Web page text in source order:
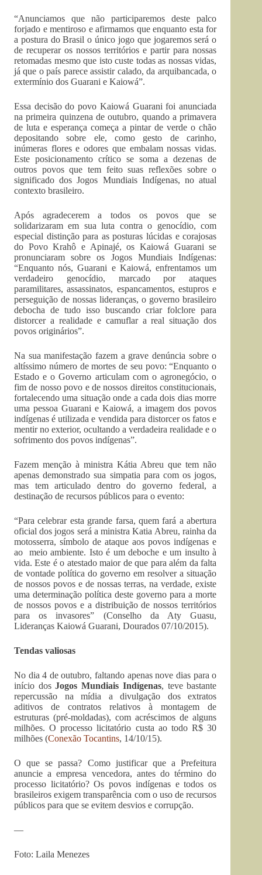
“Anunciamos que não participaremos deste palco
forjado e mentiroso e afirmamos que enquanto esta for
a postura do Brasil o único jogo que jogaremos será o
de recuperar os nossos territórios e partir para nossas
retomadas mesmo que isto custe todas as nossas vidas,
já que o país parece assistir calado, da arquibancada, o
extermínio dos Guarani e Kaiowá”.
Essa decisão do povo Kaiowá Guarani foi anunciada
na primeira quinzena de outubro, quando a primavera
de luta e esperança começa a pintar de verde o chão
depositando sobre ele, como gesto de carinho,
inúmeras flores e odores que embalam nossas vidas.
Este posicionamento crítico se soma a dezenas de
outros povos que tem feito suas reflexões sobre o
significado dos Jogos Mundiais Indígenas, no atual
contexto brasileiro.
Após agradecerem a todos os povos que se
solidarizaram em sua luta contra o genocídio, com
especial distinção para as posturas lúcidas e corajosas
do Povo Krahô e Apinajé, os Kaiowá Guarani se
pronunciaram sobre os Jogos Mundiais Indígenas:
“Enquanto nós, Guarani e Kaiowá, enfrentamos um
verdadeiro genocídio, marcado por ataques
paramilitares, assassinatos, espancamentos, estupros e
perseguição de nossas lideranças, o governo brasileiro
debocha de tudo isso buscando criar folclore para
distorcer a realidade e camuflar a real situação dos
povos originários”.
Na sua manifestação fazem a grave denúncia sobre o
altíssimo número de mortes de seu povo: “Enquanto o
Estado e o Governo articulam com o agronegócio, o
fim de nosso povo e de nossos direitos constitucionais,
fortalecendo uma situação onde a cada dois dias morre
uma pessoa Guarani e Kaiowá, a imagem dos povos
indígenas é utilizada e vendida para distorcer os fatos e
mentir no exterior, ocultando a verdadeira realidade e o
sofrimento dos povos indígenas”.
Fazem menção à ministra Kátia Abreu que tem não
apenas demonstrado sua simpatia para com os jogos,
mas tem articulado dentro do governo federal, a
destinação de recursos públicos para o evento:
“Para celebrar esta grande farsa, quem fará a abertura
oficial dos jogos será a ministra Katia Abreu, rainha da
motosserra, símbolo de ataque aos povos indígenas e
ao meio ambiente. Isto é um deboche e um insulto à
vida. Este é o atestado maior de que para além da falta
de vontade política do governo em resolver a situação
de nossos povos e de nossas terras, na verdade, existe
uma determinação política deste governo para a morte
de nossos povos e a distribuição de nossos territórios
para os invasores” (Conselho da Aty Guasu,
Lideranças Kaiowá Guarani, Dourados 07/10/2015).
Tendas valiosas
No dia 4 de outubro, faltando apenas nove dias para o
início dosJogos Mundiais Indígenas, teve bastante
repercussão na mídia a divulgação dos extratos
aditivos de contratos relativos à montagem de
estruturas (pré-moldadas), com acréscimos de alguns
milhões. O processo licitatório custa ao todo R$ 30
milhões (Conexão Tocantins, 14/10/15).
O que se passa? Como justificar que a Prefeitura
anuncie a empresa vencedora, antes do término do
processo licitatório? Os povos indígenas e todos os
brasileiros exigem transparência com o uso de recursos
públicos para que se evitem desvios e corrupção.
—
Foto: Laila Menezes